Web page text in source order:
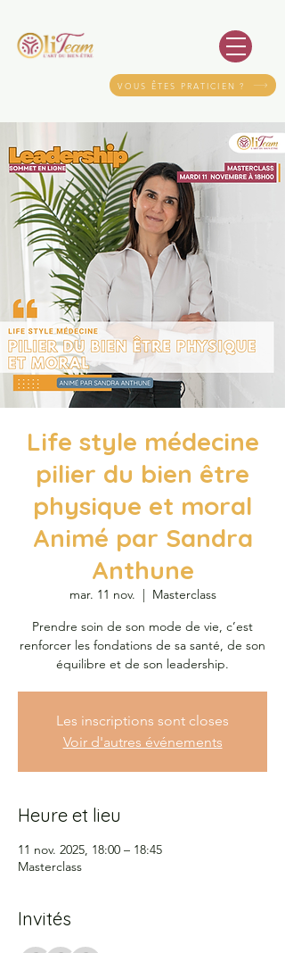
VOUS ÊTES PRATICIEN ?
Life style médecine
pilier du bien être
physique et moral
Animé par Sandra
Anthune
mar. 11 nov.
  |
Masterclass
Prendre soin de son mode de vie, c’est
renforcer les fondations de sa santé, de son
équilibre et de son leadership.
Les inscriptions sont closes
Voir d'autres événements
Heure et lieu
11 nov. 2025, 18:00 – 18:45
Masterclass
Invités